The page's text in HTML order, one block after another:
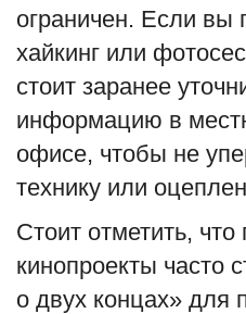
ограничен. Если вы
хайкинг или
стоит заранее
информацию в
офисе, чтобы не
технику или
Стоит отметить,
кинопроекты часто
о двух концах» для